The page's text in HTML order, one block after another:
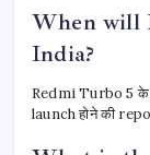
When will
India?
Redmi Turbo 5 के
launch होने की